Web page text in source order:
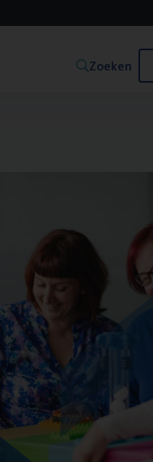
Zoeken